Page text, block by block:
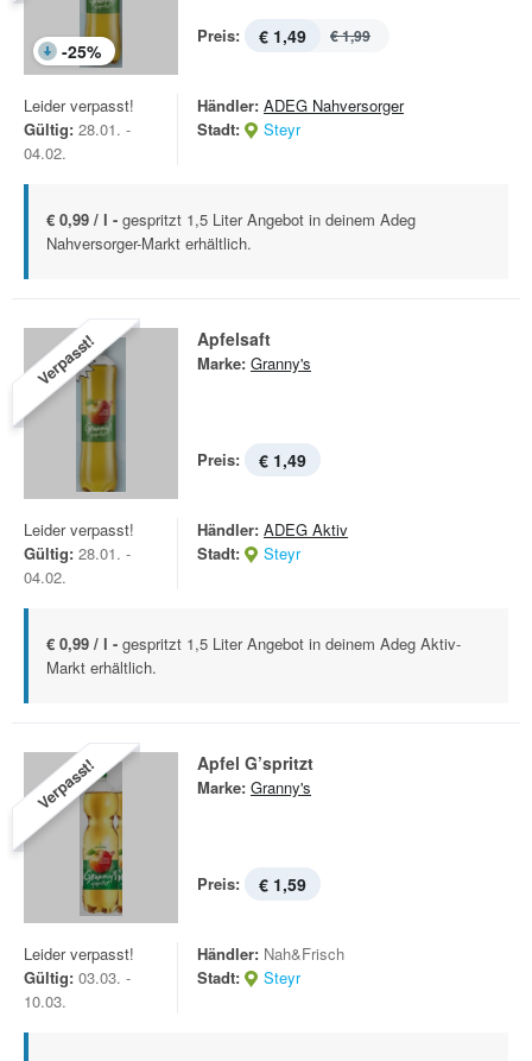
-25%
Preis: € 1,49 € 1,99
Leider verpasst!
Gültig: 28.01. -
04.02.
Händler: ADEG Nahversorger
Stadt:
Steyr
€ 0,99 / l - gespritzt 1,5 Liter Angebot in deinem Adeg
Nahversorger-Markt erhältlich.
Verpasst! Apfelsaft
Marke: Granny's
Preis: € 1,49
Leider verpasst!
Gültig: 28.01. -
04.02.
Händler: ADEG Aktiv
Stadt:
Steyr
€ 0,99 / l - gespritzt 1,5 Liter Angebot in deinem Adeg Aktiv-
Markt erhältlich.
Verpasst! Apfel G’spritzt
Marke: Granny's
Preis: € 1,59
Leider verpasst!
Gültig: 03.03. -
10.03.
Händler: Nah&Frisch
Stadt:
Steyr